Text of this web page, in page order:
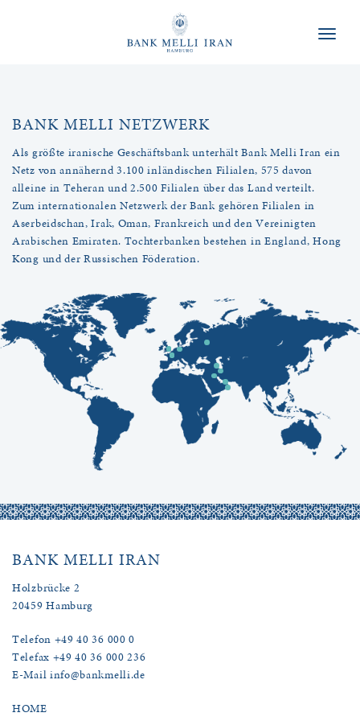
BANK MELLI NETZWERK
Als größte iranische Geschäftsbank unterhält Bank Melli Iran ein
Netz von annähernd 3.100 inländischen Filialen, 575 davon
alleine in Teheran und 2.500 Filialen über das Land verteilt.
Zum internationalen Netzwerk der Bank gehören Filialen in
Aserbeidschan, Irak, Oman, Frankreich und den Vereinigten
Arabischen Emiraten. Tochterbanken bestehen in England, Hong
Kong und der Russischen Föderation.
BANK MELLI IRAN
Holzbrücke 2
20459 Hamburg
Telefon +49 40 36 000 0
Telefax +49 40 36 000 236
E-Mail info@bankmelli.de
HOME